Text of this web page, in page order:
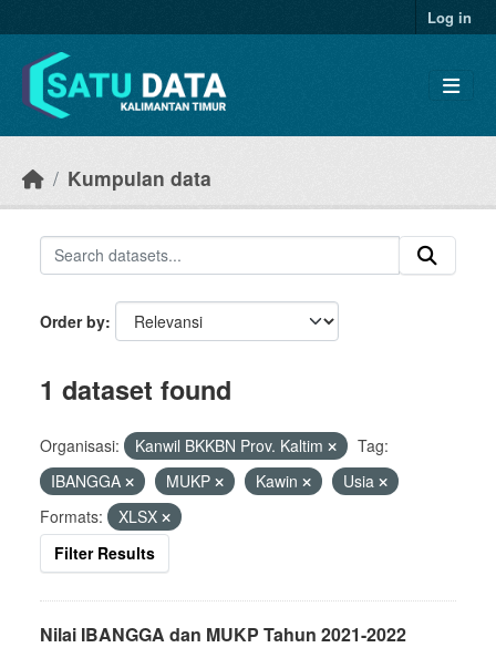
Log in
Kumpulan data
Order by
1 dataset found
Organisasi: Kanwil BKKBN Prov. Kaltim
Tag:
IBANGGA
MUKP Kawin
Usia
Formats:
XLSX
Filter Results
Nilai IBANGGA dan MUKP Tahun 2021-2022